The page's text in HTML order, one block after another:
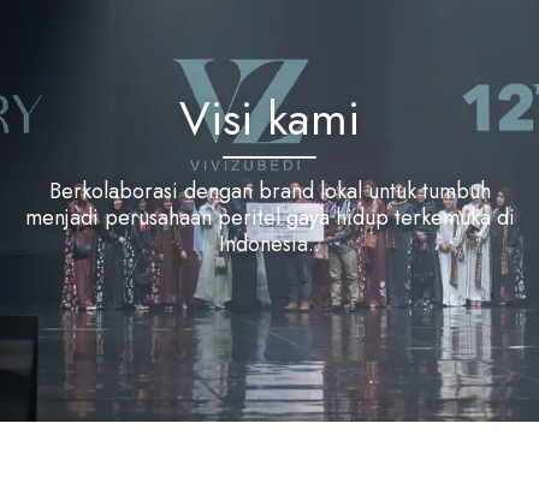
Visi kami
Berkolaborasi dengan brand lokal untuk tumbuh
menjadi perusahaan peritel gaya hidup terkemuka di
Indonesia..